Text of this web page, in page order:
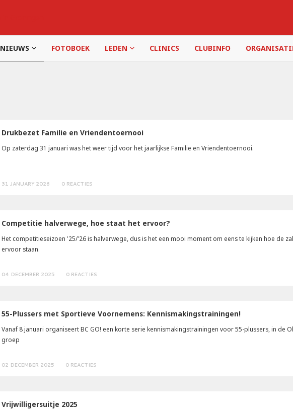
NIEUWS FOTOBOEK LEDEN CLINICS CLUBINFO
Drukbezet Familie en Vriendentoernooi
Op zaterdag 31 januari was het weer tijd voor het jaarlijkse Familie en Vriendentoernooi.
31 JANUARY 2026 0 REACTIES
Competitie halverwege, hoe staat het ervoor?
Het competitieseizoen '25/'26 is halverwege, dus is het een mooi moment om eens te kijken hoe de
ervoor staan.
04 DECEMBER 2025 0 REACTIES
55-Plussers met Sportieve Voornemens: Kennismakingstrainingen!
Vanaf 8 januari organiseert BC GO! een korte serie kennismakingstrainingen voor 55-plussers, in de
groep
02 DECEMBER 2025 0 REACTIES
Vrijwilligersuitje 2025